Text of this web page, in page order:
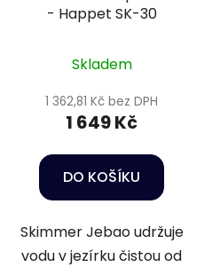
- Happet SK-30
Skladem
1 362,81 Kč bez DPH
1 649 Kč
DO KOŠÍKU
Skimmer Jebao udržuje
vodu v jezírku čistou od